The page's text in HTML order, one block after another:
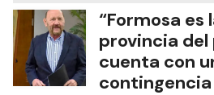
“Formosa es
provincia del
cuenta con